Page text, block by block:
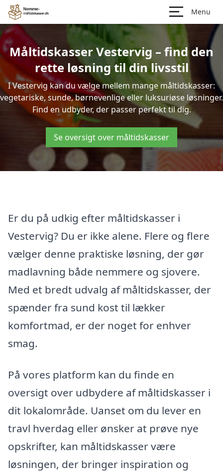
Menu
Måltidskasser Vestervig – find den
rette løsning til din livsstil
I Vestervig kan du vælge mellem mange måltidskasser:
vegetariske, sunde, børnevenlige eller luksuriøse løsninger.
Find en udbyder, der passer perfekt til dig.
Se oversigt over måltidskasser
Er du på udkig efter måltidskasser i
Vestervig? Du er ikke alene. Flere og flere
vælger denne praktiske løsning, der gør
madlavning både nemmere og sjovere.
Med et bredt udvalg af måltidskasser, der
spænder fra sund kost til lækker
komfortmad, er der noget for enhver
smag.
På vores platform kan du finde en
oversigt over udbydere af måltidskasser i
dit lokalområde. Uanset om du lever en
travl hverdag eller ønsker at prøve nye
opskrifter, kan måltidskasser være
løsningen, der bringer inspiration og